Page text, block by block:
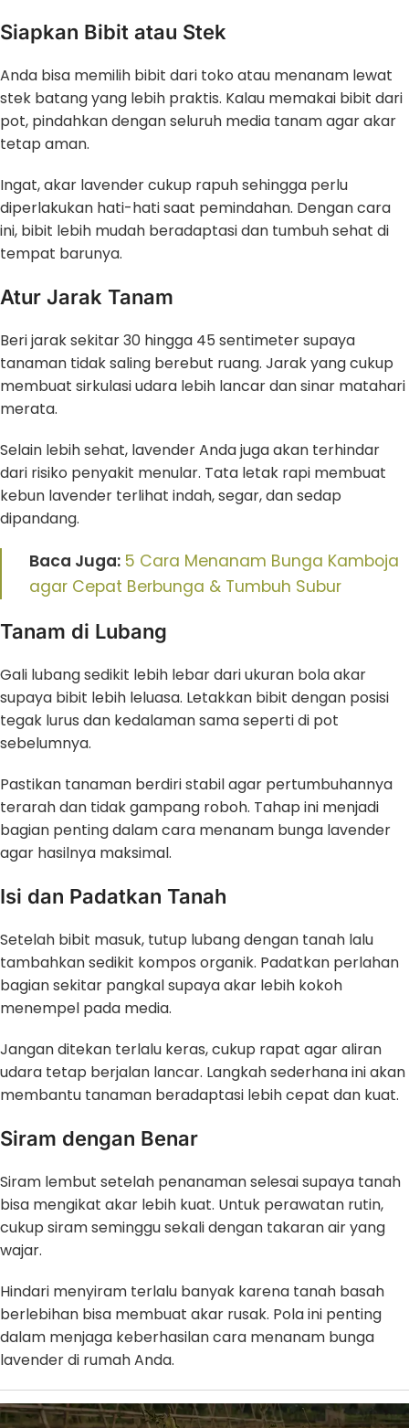
Siapkan Bibit atau Stek
Anda bisa memilih bibit dari toko atau menanam lewat
stek batang yang lebih praktis. Kalau memakai bibit dari
pot, pindahkan dengan seluruh media tanam agar akar
tetap aman.
Ingat, akar lavender cukup rapuh sehingga perlu
diperlakukan hati-hati saat pemindahan. Dengan cara
ini, bibit lebih mudah beradaptasi dan tumbuh sehat di
tempat barunya.
Atur Jarak Tanam
Beri jarak sekitar 30 hingga 45 sentimeter supaya
tanaman tidak saling berebut ruang. Jarak yang cukup
membuat sirkulasi udara lebih lancar dan sinar matahari
merata.
Selain lebih sehat, lavender Anda juga akan terhindar
dari risiko penyakit menular. Tata letak rapi membuat
kebun lavender terlihat indah, segar, dan sedap
dipandang.
Baca Juga: 5 Cara Menanam Bunga Kamboja
agar Cepat Berbunga & Tumbuh Subur
Tanam di Lubang
Gali lubang sedikit lebih lebar dari ukuran bola akar
supaya bibit lebih leluasa. Letakkan bibit dengan posisi
tegak lurus dan kedalaman sama seperti di pot
sebelumnya.
Pastikan tanaman berdiri stabil agar pertumbuhannya
terarah dan tidak gampang roboh. Tahap ini menjadi
bagian penting dalam cara menanam bunga lavender
agar hasilnya maksimal.
Isi dan Padatkan Tanah
Setelah bibit masuk, tutup lubang dengan tanah lalu
tambahkan sedikit kompos organik. Padatkan perlahan
bagian sekitar pangkal supaya akar lebih kokoh
menempel pada media.
Jangan ditekan terlalu keras, cukup rapat agar aliran
udara tetap berjalan lancar. Langkah sederhana ini akan
membantu tanaman beradaptasi lebih cepat dan kuat.
Siram dengan Benar
Siram lembut setelah penanaman selesai supaya tanah
bisa mengikat akar lebih kuat. Untuk perawatan rutin,
cukup siram seminggu sekali dengan takaran air yang
wajar.
Hindari menyiram terlalu banyak karena tanah basah
berlebihan bisa membuat akar rusak. Pola ini penting
dalam menjaga keberhasilan cara menanam bunga
lavender di rumah Anda.